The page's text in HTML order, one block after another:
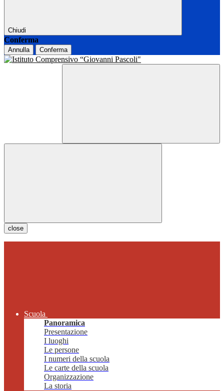
Chiudi
Conferma
Annulla Conferma
close
Scuola
Panoramica
Presentazione
I luoghi
Le persone
I numeri della scuola
Le carte della scuola
Organizzazione
La storia